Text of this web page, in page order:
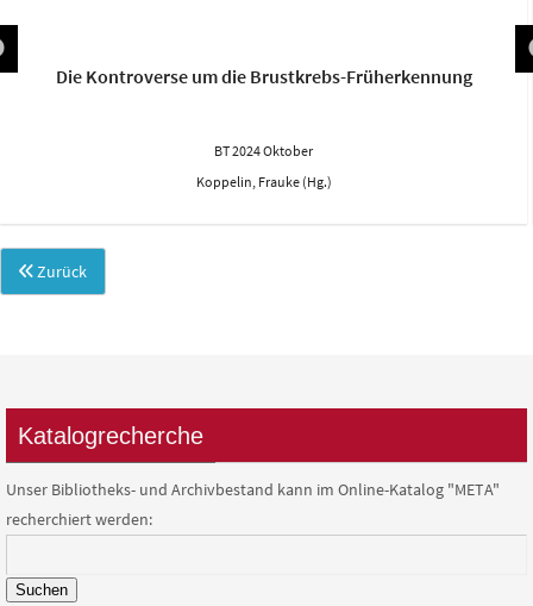
Die Kontroverse um die Brustkrebs-Früherkennung
BT 2024 Oktober
Koppelin, Frauke (Hg.)
Zurück
Katalogrecherche
Unser Bibliotheks- und Archivbestand kann im Online-Katalog "META"
recherchiert werden:
Suchen